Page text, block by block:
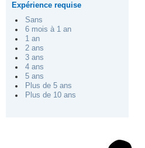
Expérience requise
Sans
6 mois à 1 an
1 an
2 ans
3 ans
4 ans
5 ans
Plus de 5 ans
Plus de 10 ans